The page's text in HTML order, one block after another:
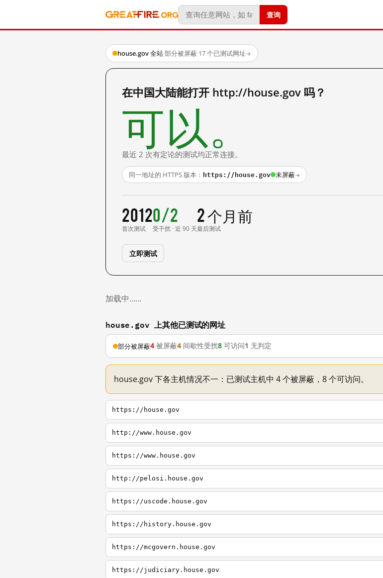
查询
house.gov 全站·部分被屏蔽·17 个已测试网址→
在中国大陆能打开 http://house.gov 吗？
可以。
最近 2 次有定论的测试均正常连接。
同一地址的 HTTPS 版本： https://house.gov 未屏蔽→
2012
首次测试
0/2
受干扰 · 近 90 天
2 个月前
最后测试
立即测试
加载中……
house.gov 上其他已测试的网址
部分被屏蔽4 被屏蔽4 间歇性受扰8 可访问1 无判定
house.gov 下各主机情况不一：已测试主机中 4 个被屏蔽，8 个可访问。
https://house.gov
http://www.house.gov
https://www.house.gov
http://pelosi.house.gov
https://uscode.house.gov
https://history.house.gov
https://mcgovern.house.gov
https://judiciary.house.gov